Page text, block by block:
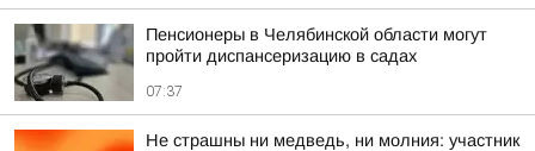
Пенсионеры в Челябинской области могут
пройти диспансеризацию в садах
07:37
Не страшны ни медведь, ни молния: участник